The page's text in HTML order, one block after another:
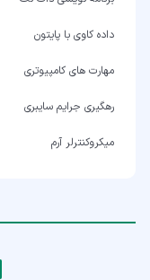
داده کاوی با پایتون
مهارت های کامپیوتری
رهگیری جرایم سایبری
میکروکنترلر آرم